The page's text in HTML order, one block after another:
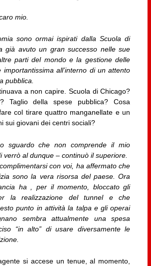
mio.
sono ormai ispirati dalla Scuola di
già avuto un gran successo nelle sue
parti del mondo e la gestione delle
importantissima all’interno di un attento
pubblica.
a non capire. Scuola di Chicago?
Taglio della spese pubblica? Cosa
col tirare quattro manganellate e un
sui giovani dei centri sociali?
sguardo che non comprende il mio
verrò al dunque – continuò il superiore.
con voi, ha affermato che
sono la vera risorsa del paese. Ora
ha , per il momento, bloccato gli
la realizzazione del tunnel e che
punto in attività la talpa e gli operai
sembra attualmente una spesa
“in alto” di usare diversamente le
si accese un tenue, al momento,